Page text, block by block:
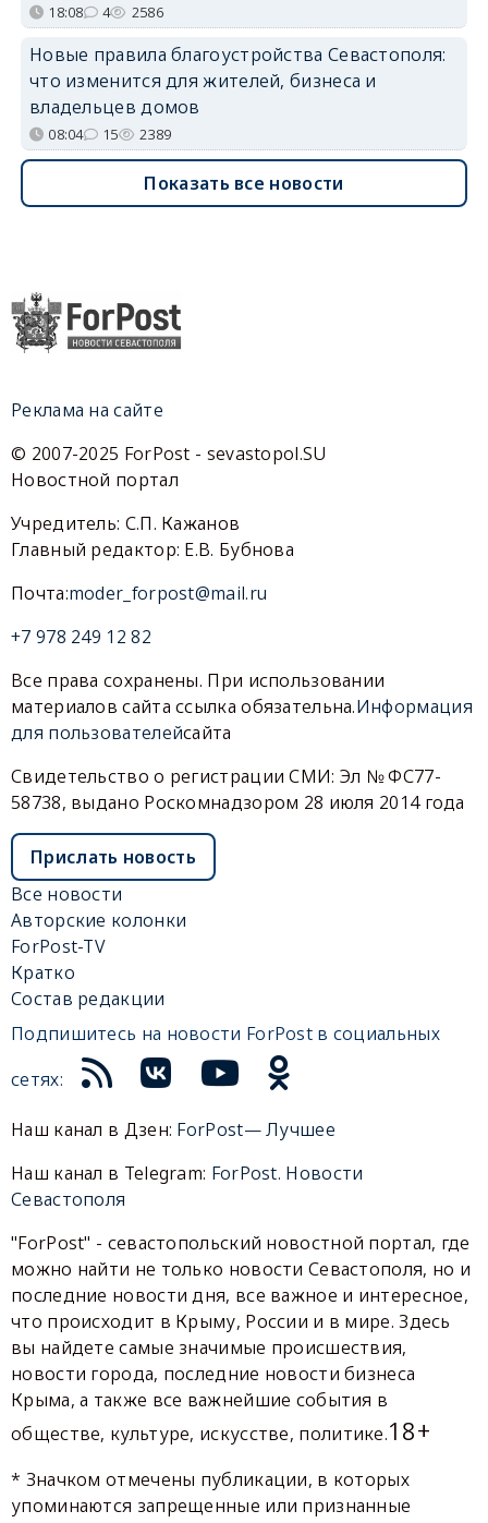
18:08 4 2586
Новые правила благоустройства Севастополя:
что изменится для жителей, бизнеса и
владельцев домов
08:04 15 2389
Показать все новости
Реклама на сайте
© 2007-2025 ForPost - sevastopol.SU
Новостной портал
Учредитель: С.П. Кажанов
Главный редактор: Е.В. Бубнова
Почта:moder_forpost@mail.ru
+7 978 249 12 82
Все права сохранены. При использовании
материалов сайта ссылка обязательна.Информация
для пользователейсайта
Свидетельство о регистрации СМИ: Эл № ФС77-
58738, выдано Роскомнадзором 28 июля 2014 года
Прислать новость
Все новости
Авторские колонки
ForPost-TV
Кратко
Состав редакции
Подпишитесь на новости ForPost в социальных
сетях:
Наш канал в Дзен: ForPost— Лучшее
Наш канал в Telegram: ForPost. Новости
Севастополя
"ForPost" - севастопольский новостной портал, где
можно найти не только новости Севастополя, но и
последние новости дня, все важное и интересное,
что происходит в Крыму, России и в мире. Здесь
вы найдете самые значимые происшествия,
новости города, последние новости бизнеса
Крыма, а также все важнейшие события в
обществе, культуре, искусстве, политике.18+
* Значком отмечены публикации, в которых
упоминаются запрещенные или признанные